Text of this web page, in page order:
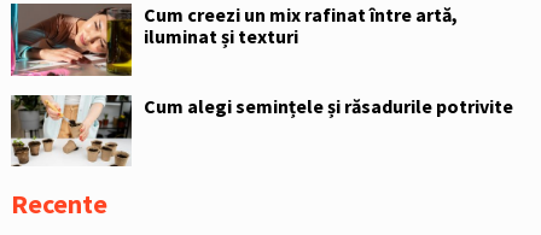
Cum creezi un mix rafinat între artă,
iluminat și texturi
Cum alegi semințele și răsadurile potrivite
Recente